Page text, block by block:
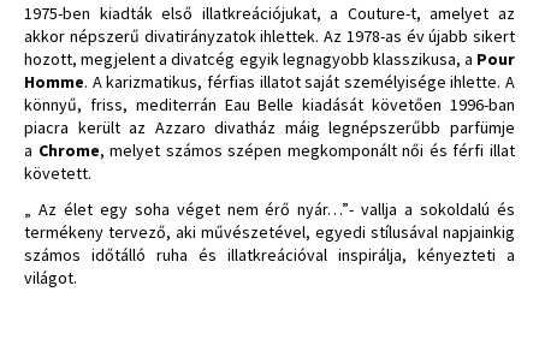
1975-ben kiadták első illatkreációjukat, a Couture-t, amelyet az
akkor népszerű divatirányzatok ihlettek. Az 1978-as év újabb sikert
hozott, megjelent a divatcég egyik legnagyobb klasszikusa, a Pour
Homme. A karizmatikus, férfias illatot saját személyisége ihlette. A
könnyű, friss, mediterrán Eau Belle kiadását követően 1996-ban
piacra került az Azzaro divatház máig legnépszerűbb parfümje
a Chrome, melyet számos szépen megkomponált női és férfi illat
követett.
„ Az élet egy soha véget nem érő nyár…”- vallja a sokoldalú és
termékeny tervező, aki művészetével, egyedi stílusával napjainkig
számos időtálló ruha és illatkreációval inspirálja, kényezteti a
világot.